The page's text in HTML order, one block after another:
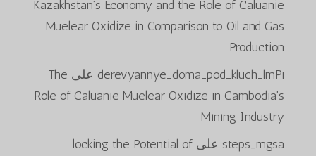
Kazakhstan’s Economy and the Role of Caluanie
Muelear Oxidize in Comparison to Oil and Gas
Production
derevyannye_doma_pod_kluch_lmPi على The
Role of Caluanie Muelear Oxidize in Cambodia’s
Mining Industry
steps_mgsa على locking the Potential of